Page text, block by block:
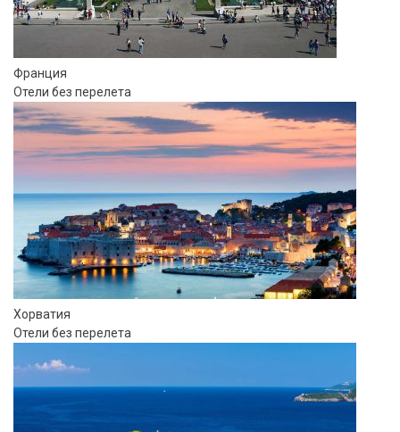
Франция
Отели без перелета
Хорватия
Отели без перелета